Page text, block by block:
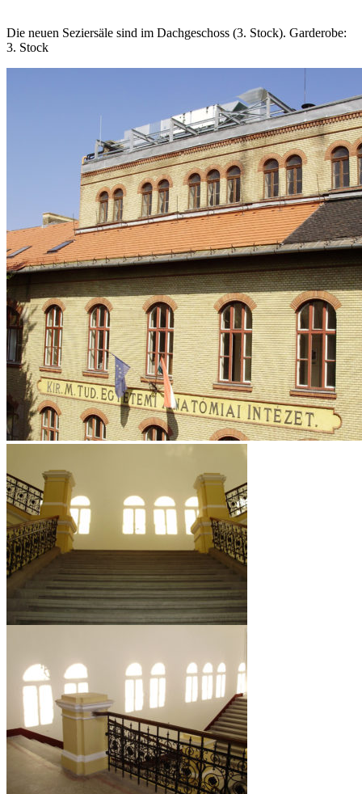
Die neuen Seziersäle sind im Dachgeschoss (3. Stock). Garderobe:
3. Stock